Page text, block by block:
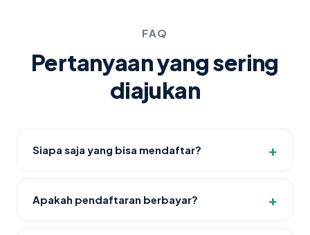
FAQ
Pertanyaan yang sering
diajukan
Siapa saja yang bisa mendaftar?
Apakah pendaftaran berbayar?